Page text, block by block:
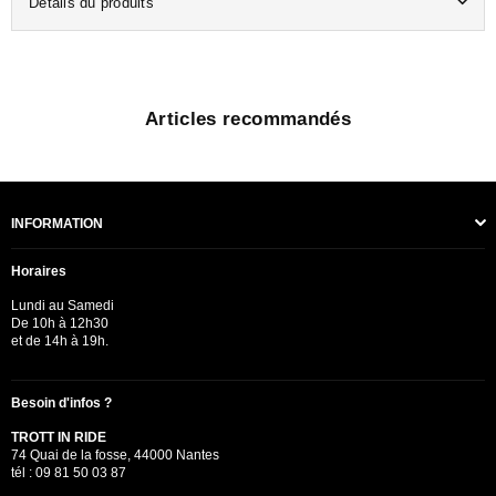
Articles recommandés
INFORMATION
Horaires
Lundi au Samedi
De 10h à 12h30
et de 14h à 19h.
Besoin d'infos ?
TROTT IN RIDE
74 Quai de la fosse, 44000 Nantes
tél : 09 81 50 03 87